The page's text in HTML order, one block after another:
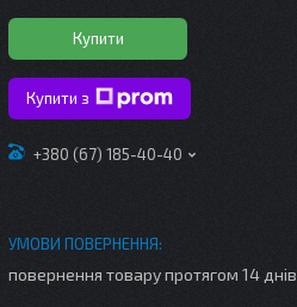
Купити
Купити з
+380 (67) 185-40-40
повернення товару протягом 14 днів